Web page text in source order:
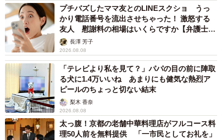
プチバズしたママ友とのLINEスクショ うっ
かり電話番号を流出させちゃった！ 激怒する
友人 慰謝料の相場はいくらですか【弁護士が
解説】長澤 芳子
2026.08.08
「テレビより私を見て？」パパの目の前に陣取
る犬に1.4万いいね あまりにも健気な熱烈ア
ピールのちょっと切ない結末
梨木 香奈
2026.08.08
太っ腹！京都の老舗中華料理店がフルコース料
理50人前を無料提供 「一市民としてお礼を」